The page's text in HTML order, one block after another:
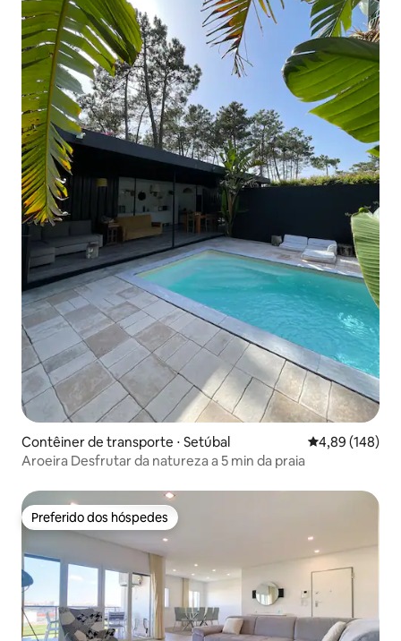
Contêiner de transporte ⋅ Setúbal 4,89 de uma
4,89 (148)
Aroeira Desfrutar da natureza a 5 min da praia
Preferido dos hóspedes
Preferido dos hóspedes